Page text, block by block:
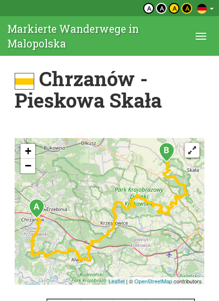
A A A A
Markierte Wanderwege in
Malopolska
Chrzanów -
Pieskowa Skała
+
−
Leaflet | ©OpenStreetMapcontributors